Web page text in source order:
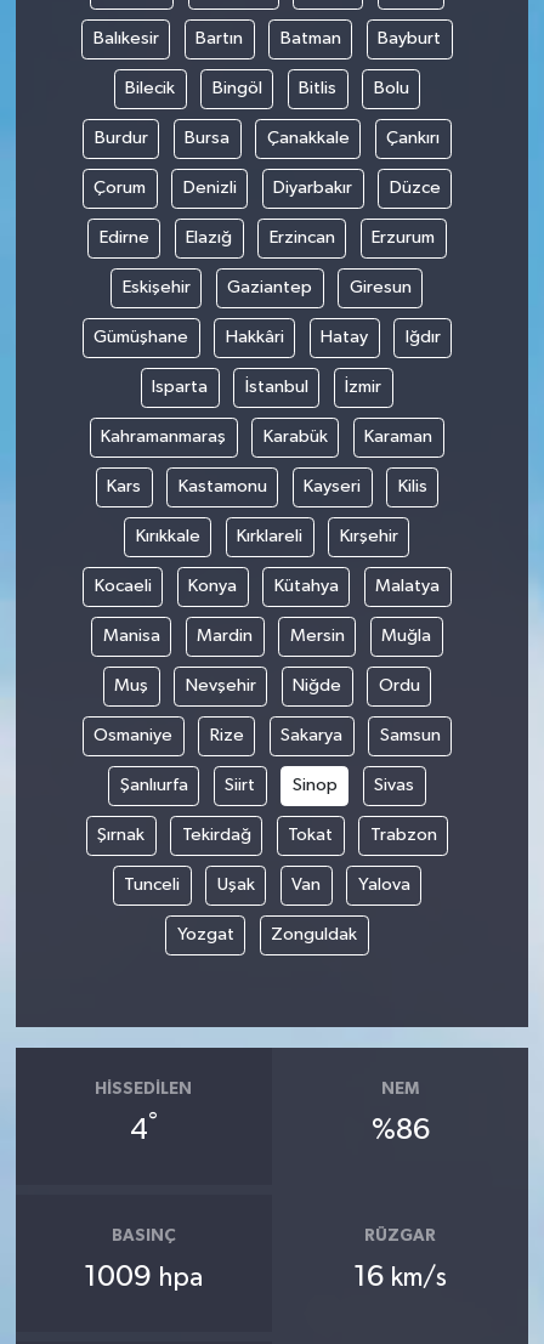
Balıkesir Bartın Batman Bayburt
Bilecik Bingöl Bitlis Bolu
Burdur Bursa Çanakkale Çankırı
Çorum Denizli Diyarbakır Düzce
Edirne Elazığ Erzincan Erzurum
Eskişehir Gaziantep Giresun
Gümüşhane Hakkâri Hatay Iğdır
Isparta İstanbul İzmir
Kahramanmaraş Karabük Karaman
Kars Kastamonu Kayseri Kilis
Kırıkkale Kırklareli Kırşehir
Kocaeli Konya Kütahya Malatya
Manisa Mardin Mersin Muğla
Muş Nevşehir Niğde Ordu
Osmaniye Rize Sakarya Samsun
Şanlıurfa Siirt Sinop Sivas
Şırnak Tekirdağ Tokat Trabzon
Tunceli Uşak Van Yalova
Yozgat Zonguldak
HISSEDILEN
4°
NEM
%86
BASINÇ
1009 hpa
RÜZGAR
16 km/s